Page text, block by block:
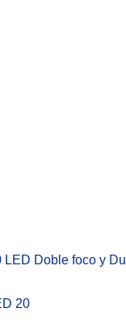
LED Doble foco y
20